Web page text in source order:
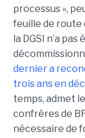
processus »,
feuille de route
la DGSI n’a
dernier a
trois ans en
temps, admet
confrères de
nécessaire de